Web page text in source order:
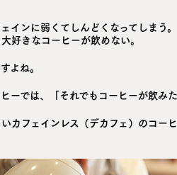
インに弱くてしんどくなってしまう。
好きなコーヒーが飲めない。
よね。
ーでは、「それでもコーヒーが飲み
カフェインレス（デカフェ）のコー